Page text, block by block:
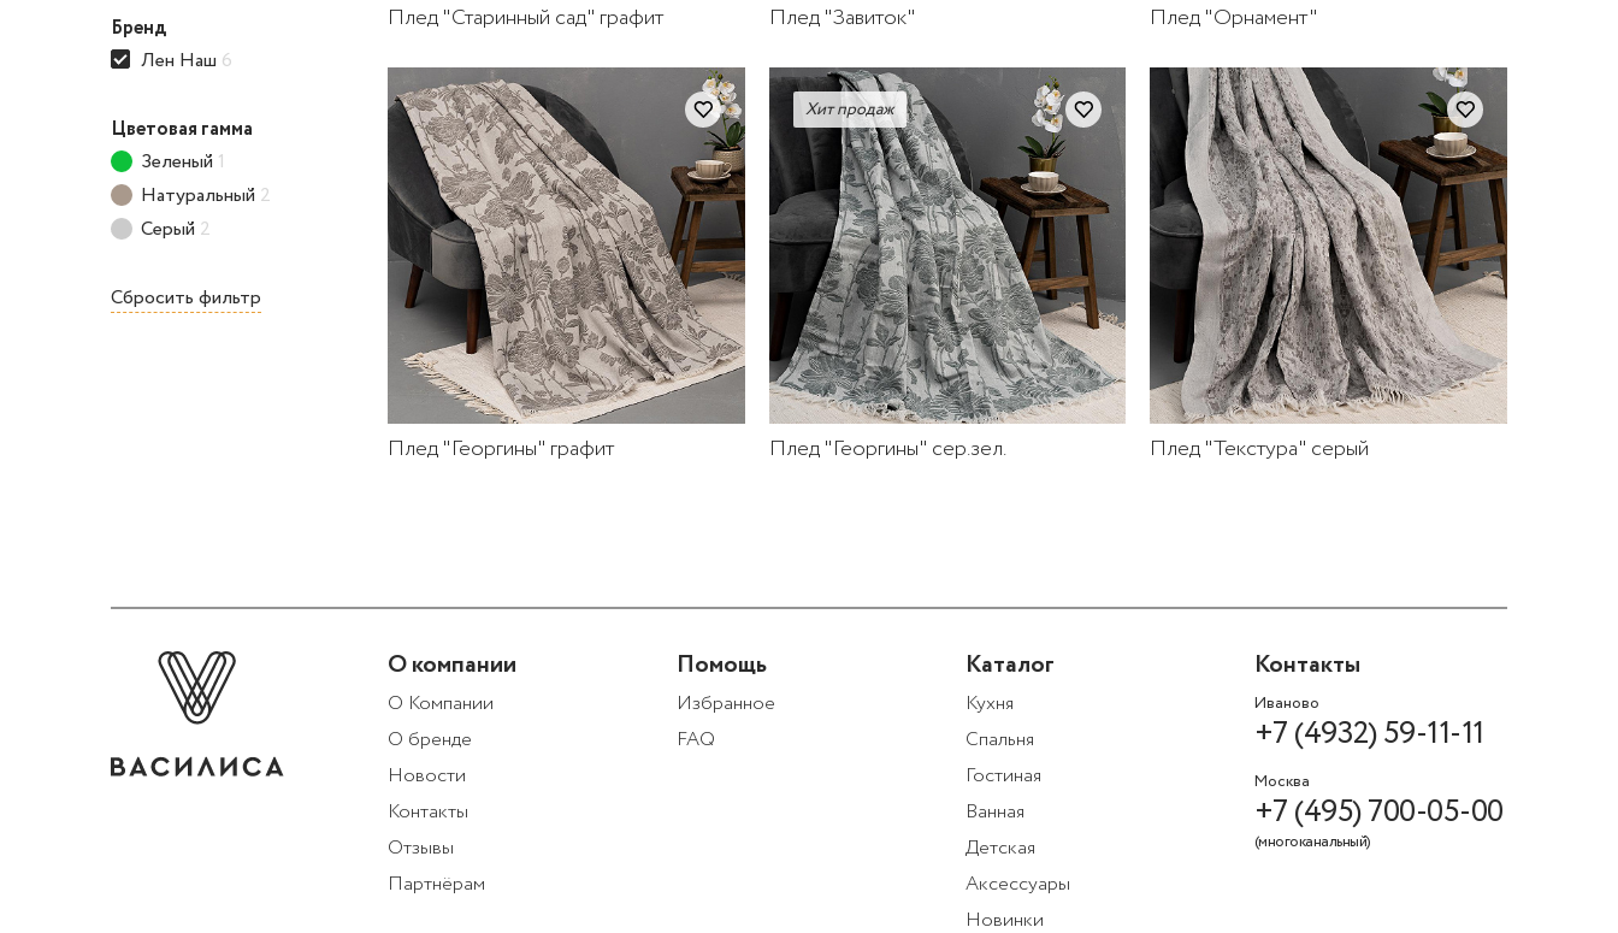
Бренд
Лен Наш 6
Цветовая гамма
Зеленый 1
Натуральный 2
Серый 2
Сбросить фильтр
Плед "Старинный сад" графит Плед "Завиток" Плед "Орнамент"
Плед "Георгины" графит
Хит продаж
Плед "Георгины" сер.зел. Плед "Текстура" серый
О компании
О Компании
О бренде
Новости
Контакты
Отзывы
Партнёрам
Помощь
Избранное
FAQ
Каталог
Кухня
Спальня
Гостиная
Ванная
Детская
Аксессуары
Новинки
Контакты
Иваново
+7 (4932) 59-11-11
Москва
+7 (495) 700-05-00
(многоканальный)